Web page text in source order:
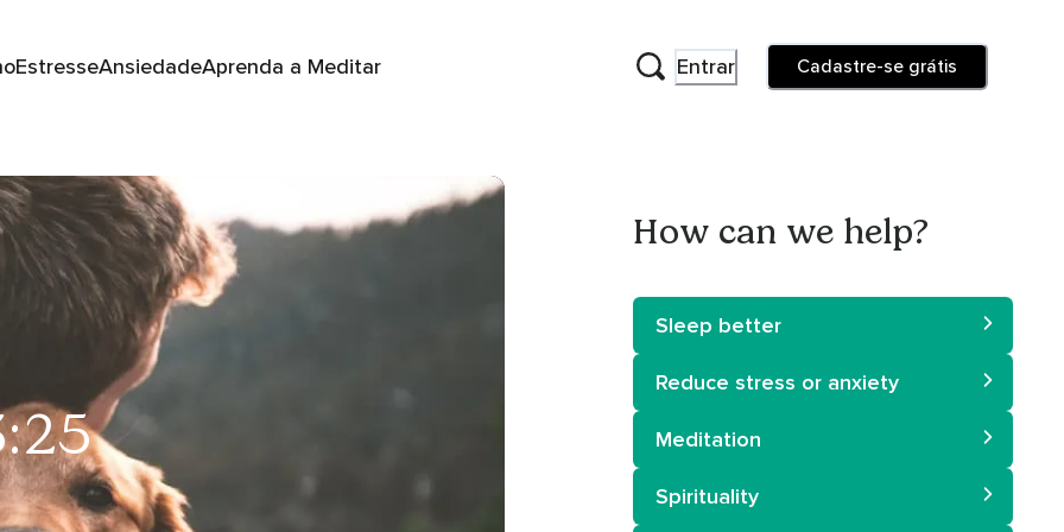
EstresseAnsiedadeAprenda a Meditar Entrar Cadastre-se grátis
How can we help?
Sleep better
Reduce stress or anxiety
Meditation
Spirituality